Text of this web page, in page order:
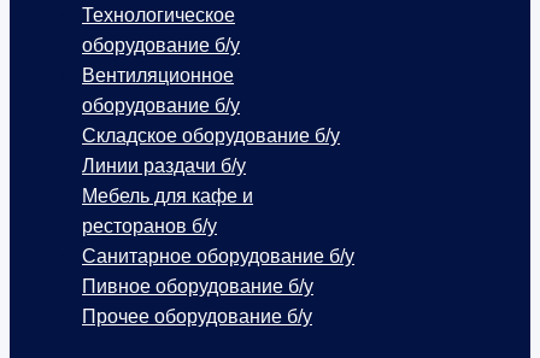
Технологическое
оборудование б/у
Вентиляционное
оборудование б/у
Складское оборудование б/у
Линии раздачи б/у
Мебель для кафе и
ресторанов б/у
Санитарное оборудование б/у
Пивное оборудование б/у
Прочее оборудование б/у